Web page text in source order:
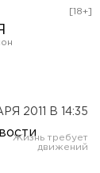
[18+]
2011 В 14:35